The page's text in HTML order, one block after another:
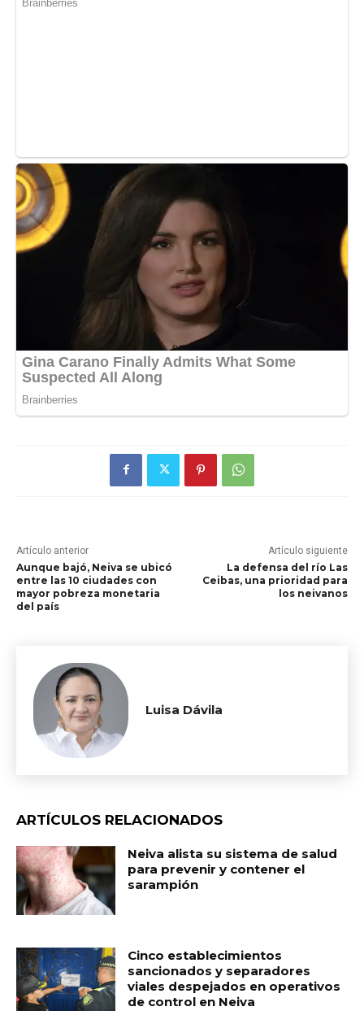
Artículo anterior
Aunque bajó, Neiva se ubicó
entre las 10 ciudades con
mayor pobreza monetaria
del país
Artículo siguiente
La defensa del río Las
Ceibas, una prioridad para
los neivanos
Luisa Dávila
ARTÍCULOS RELACIONADOS
Neiva alista su sistema de salud
para prevenir y contener el
sarampión
Cinco establecimientos
sancionados y separadores
viales despejados en operativos
de control en Neiva